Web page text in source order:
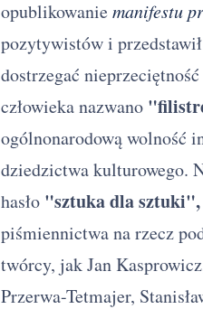
opublikowaniemanifestu
pozytywistów i
dostrzegać
człowieka nazwano
ogólnonarodową wolność
dziedzictwa kulturowego.
hasło "sztuka dla sztuki",
piśmiennictwa na rzecz
twórcy, jak Jan
Przerwa-Tetmajer,